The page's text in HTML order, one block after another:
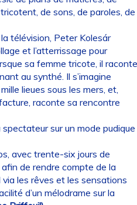
de sons, de paroles, de
télévision, Peter Kolesár
et l’atterrissage pour
sa femme tricote, il raconte
au synthé. Il s’imagine
lieues sous les mers, et,
raconte sa rencontre
sur un mode pudique
avec trente-six jours de
de rendre compte de la
via les rêves et les sensations
d’un mélodrame sur la